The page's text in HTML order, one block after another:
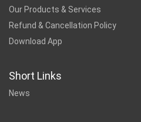
Our Products & Services
Refund & Cancellation Policy
Download App
Short Links
News